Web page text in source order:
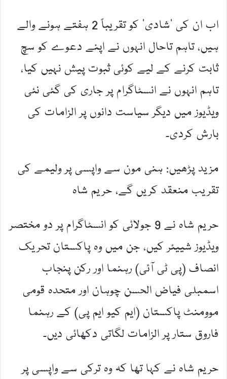
اب ان کی ’شادی‘ کو تقریباً 2 ہفتے ہونے والے
ہیں، تاہم تاحال انہوں نے اپنے دعوے کو سچ
ثابت کرنے کے لیے کوئی ثبوت پیش نہیں کیا،
تاہم انہوں نے انسٹاگرام پر جاری کی گئی نئی
ویڈیوز میں دیگر سیاست دانوں پر الزامات کی
بارش کردی۔
مزید پڑھیں: ہنی مون سے واپسی پر ولیمے کی
تقریب منعقد کریں گے، حریم شاہ
حریم شاہ نے 9 جولائی کو انسٹاگرام پر دو مختصر
ویڈیوز شییئر کیں، جن میں وہ پاکستان تحریک
انصاف (پی ٹی آئی) رہنما اور رکن پنجاب
اسمبلی فیاض الحسن چوہان اور متحدہ قومی
موومنٹ پاکستان (ایم کیو ایم پی) کے رہنما
فاروق ستار پر الزامات لگاتی دکھائی دیں۔
حریم شاہ نے کہا تھا کہ وہ ترکی سے واپسی پر